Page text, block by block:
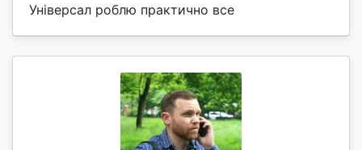
Універсал роблю практично все